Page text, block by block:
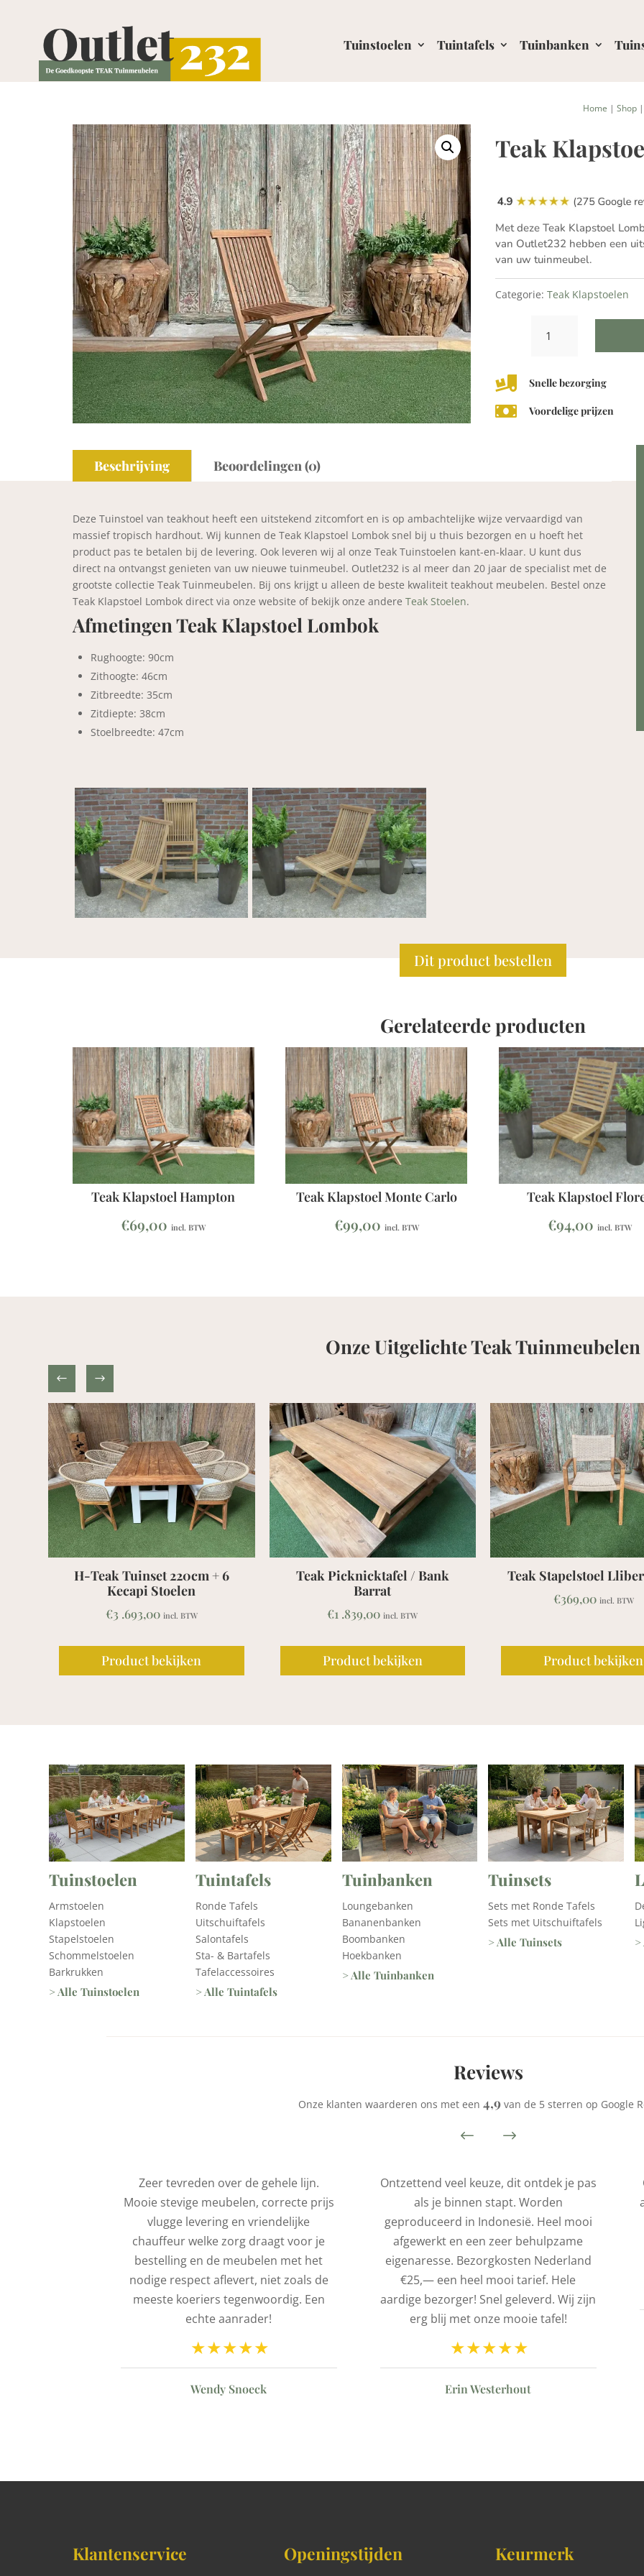
Tuinstoelen Tuintafels Tuinbanken
Home |Shop
Teak
Met deze Teak Klapstoel
van Outlet232 hebben een
van uw tuinmeubel.
Categorie:Teak Klapstoelen
Klapstoel
 Snelle bezorging
 Voordelige prijzen
Beschrijving Beoordelingen (0)
Deze Tuinstoel van teakhout heeft een uitstekend zitcomfort en is op ambachtelijke wijze vervaardigd van
massief tropisch hardhout. Wij kunnen de Teak Klapstoel Lombok snel bij u thuis bezorgen en u hoeft het
product pas te betalen bij de levering. Ook leveren wij al onze Teak Tuinstoelen kant-en-klaar. U kunt dus
direct na ontvangst genieten van uw nieuwe tuinmeubel. Outlet232 is al meer dan 20 jaar de specialist met de
grootste collectie Teak Tuinmeubelen. Bij ons krijgt u alleen de beste kwaliteit teakhout meubelen. Bestel onze
Teak Klapstoel Lombok direct via onze website of bekijk onze andere Teak Stoelen.
Afmetingen Teak Klapstoel Lombok
Rughoogte: 90cm
Zithoogte: 46cm
Zitbreedte: 35cm
Zitdiepte: 38cm
Stoelbreedte: 47cm
Dit product bestellen
Gerelateerde producten
Teak Klapstoel Hampton
€69,00 incl. BTW
Teak Klapstoel Monte Carlo
€99,00 incl. BTW
Teak Klapstoel
€94,00 incl. BTW
Onze Uitgelichte Teak Tuinmeubelen
Tuinset 220cm + 6
Product bekijken
Teak Picknicktafel / Bank
Product bekijken
Teak Stapelstoel Lliber Beige
Product bekijken
Tuinstoelen
Armstoelen
Klapstoelen
Stapelstoelen
Schommelstoelen
Barkrukken
> Alle Tuinstoelen
Tuintafels
Ronde Tafels
Uitschuiftafels
Salontafels
Sta- & Bartafels
Tafelaccessoires
> Alle Tuintafels
Tuinbanken
Loungebanken
Bananenbanken
Boombanken
Hoekbanken
> Alle Tuinbanken
Tuinsets
Sets met Ronde Tafels
Sets met Uitschuiftafels
> Alle Tuinsets
Reviews
Onze klanten waarderen ons met een 4,9 van de 5 sterren op Google
Zeer tevreden over de gehele lijn.
Mooie stevige meubelen, correcte prijs
vlugge levering en vriendelijke
chauffeur welke zorg draagt voor je
bestelling en de meubelen met het
nodige respect aflevert, niet zoals de
meeste koeriers tegenwoordig. Een
echte aanrader!
Wendy Snoeck
Ontzettend veel keuze, dit ontdek je pas
als je binnen stapt. Worden
geproduceerd in Indonesië. Heel mooi
afgewerkt en een zeer behulpzame
eigenaresse. Bezorgkosten Nederland
€25,— een heel mooi tarief. Hele
aardige bezorger! Snel geleverd. Wij zijn
erg blij met onze mooie tafel!
Erin Westerhout
Klantenservice Openingstijden Keurmerk